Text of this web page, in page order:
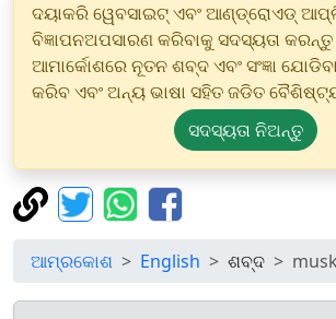
ଦୟାକରି ୱେବସାଇଟ୍ ଏବଂ ଆଣ୍ଡ୍ରୋଏଡ୍
ବିଜ୍ଞାପନଅପସାରଣ କରିବାକୁ ସଦସ୍ୟତା
ଆମାର୍କୋଶରେ ନୂତନ ଶବ୍ଦ ଏବଂ ସଂଜ୍ଞା
କରିବ ଏବଂ ଅନ୍ୟ ଭାଷା ସହିତ ଜଡିତ
ସଦସ୍ୟତା ନିଅନ୍ତୁ
ଆମ୍ରକୋଶ English ଶବ୍ଦ